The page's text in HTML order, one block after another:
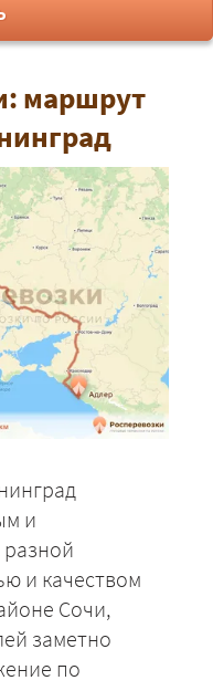
маршрут
и
и качеством
Сочи,
заметно
по